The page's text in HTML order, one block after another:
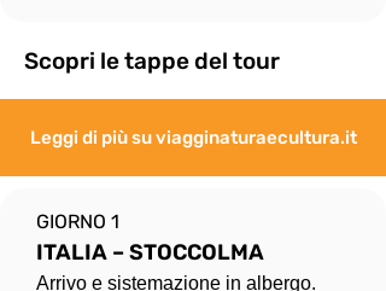
Scopri le tappe del tour
Leggi di più su viagginaturaecultura.it
GIORNO 1
ITALIA – STOCCOLMA
Arrivo e sistemazione in albergo.